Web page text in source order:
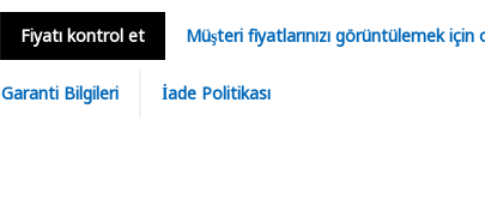
Fiyatı kontrol et Müşteri fiyatlarınızı görüntülemek için
Garanti Bilgileri İade Politikası